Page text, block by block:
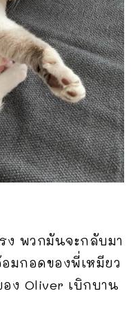
ง พวกมันจะกลับมา
มกอดของพี่เหมียว
ง Oliver เบิกบาน